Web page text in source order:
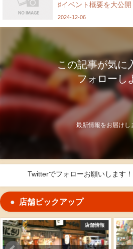
♯イベント概要を大公開
2024-12-06
この記事が気に
フォローし
最新情報をお届けし
Twitterでフォローお願いします！
店舗ピックアップ
店舗情報